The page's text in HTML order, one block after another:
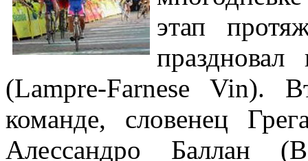
этап
(Lampre-Farnese Vin).
команде, словенец
Алессандро Баллан